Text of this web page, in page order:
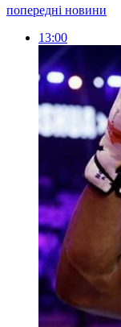
попередні новини
13:00